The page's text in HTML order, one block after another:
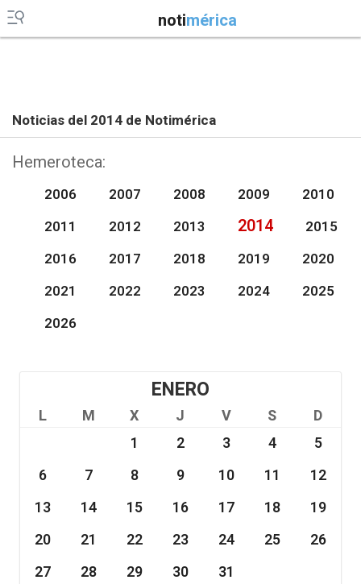
notimérica
Noticias del 2014 de Notimérica
Hemeroteca:
2006 2007 2008 2009
2010
2011
2012 2013 2014
2015
2016
2017 2018 2019
2020
2021
2022 2023 2024
2025
2026
ENERO
L M X J V S
D
1
2 3 4
5
6
7 8 9 10 11
12
13
14 15 16 17 18
19
20
21 22 23 24 25
26
27
28 29 30 31